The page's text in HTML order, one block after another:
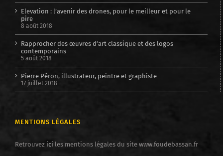
Elevation : l’avenir des drones, pour le meilleur et pour le
pire
8 août 2018
Rapprocher des œuvres d’art classique et des logos
contemporains
5 août 2018
Pierre Péron, illustrateur, peintre et graphiste
17 juillet 2018
MENTIONS LÉGALES
Retrouvez ici les mentions légales du site www.foudebassan.fr